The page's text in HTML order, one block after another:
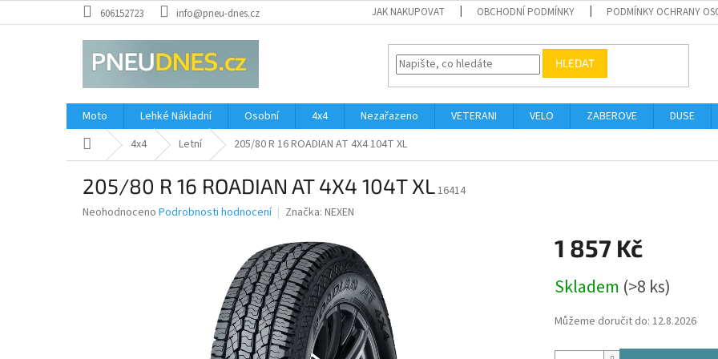
na
606152723 info@pneu-dnes.cz JAK NAKUPOVAT OBCHODNÍ PODMÍNKY PODMÍNKY OCHRANY
HLEDAT
Moto Lehké Nákladní Osobní 4x4 Nezařazeno VETERANI VELO ZABEROVE DUSE
Domů 4x4 Letní 205/80 R 16 ROADIAN AT 4X4 104T XL
205/80 R 16 ROADIAN AT 4X4 104T XL16414
Průměrné
Neohodnoceno Podrobnosti hodnocení Značka: NEXEN
1 857 Kč
cena:
Skladem (>8 ks)
Můžeme doručit do: 12.8.2026